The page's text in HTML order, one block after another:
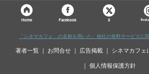
Home Facebook X
「シネマカフェ」の名称を用いた、他社の有料サービスに
著者一覧 お問合せ 広告掲載 シネマカフェ
個人情報保護方針